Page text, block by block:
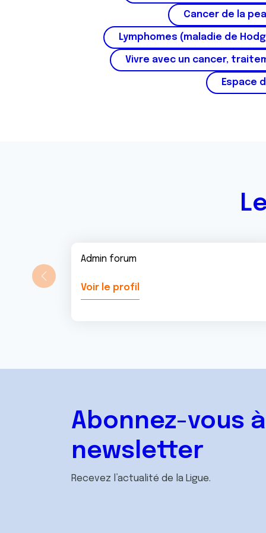
Cancer de la
Lymphomes (maladie de
Vivre avec un cancer,
Espace
Admin forum
Voir le profil
Abonnez-vous
newsletter
Recevez l’actualité de la Ligue.